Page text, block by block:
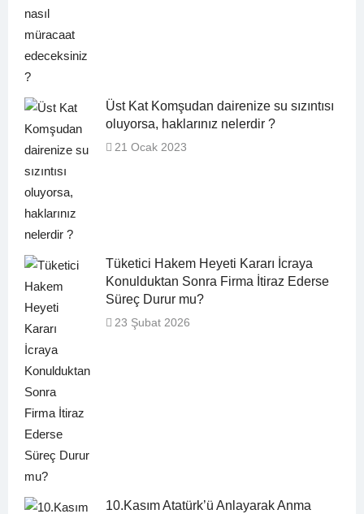
Üst Kat Komşudan dairenize su sızıntısı
oluyorsa, haklarınız nelerdir ?
21 Ocak 2023
Tüketici Hakem Heyeti Kararı İcraya
Konulduktan Sonra Firma İtiraz Ederse
Süreç Durur mu?
23 Şubat 2026
10.Kasım Atatürk’ü Anlayarak Anma